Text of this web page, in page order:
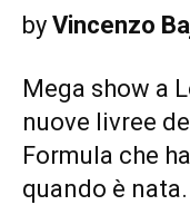
by Vincenzo
Mega show a
nuove livree
Formula che
quando è